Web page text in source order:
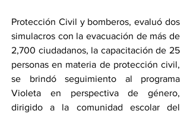
Protección Civil y bomberos, evaluó dos
simulacros con la evacuación de más de
2,700 ciudadanos, la capacitación de 25
personas en materia de protección civil,
se brindó seguimiento al programa
Violeta en perspectiva de género,
dirigido a la comunidad escolar del